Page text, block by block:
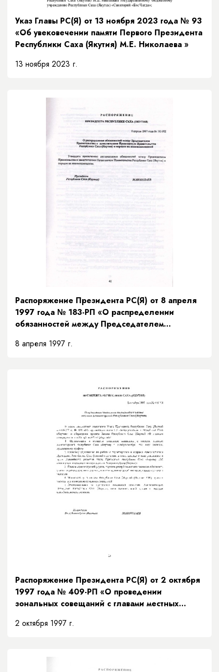
Указ Главы РС(Я) от 13 ноября 2023 года № 93
«Об увековечении памяти Первого Президента
Республики Саха (Якутия) М.Е. Николаева »
13 ноября 2023 г.
Распоряжение Президента РС(Я) от 8 апреля
1997 года № 183-РП «О распределении
обязанностей между Председателем
Правительства Республики Саха (Якутия) и
8 апреля 1997 г.
Распоряжение Президента РС(Я) от 2 октября
1997 года № 409-РП «О проведении
зональных совещаний с главами местных
2 октября 1997 г.